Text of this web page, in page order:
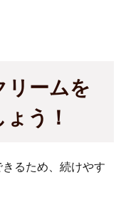
リームを
う！
るため、続けやす